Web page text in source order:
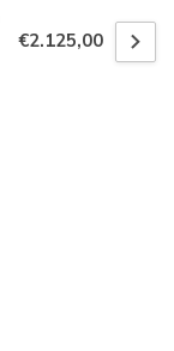
€2.125,00